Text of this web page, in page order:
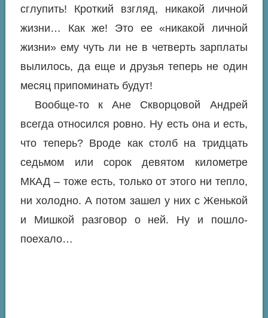
сглупить! Кроткий взгляд, никакой личной
жизни… Как же! Это ее «никакой личной
жизни» ему чуть ли не в четверть зарплаты
вылилось, да еще и друзья теперь не один
месяц припоминать будут!
Вообще-то к Ане Скворцовой Андрей
всегда относился ровно. Ну есть она и есть,
что теперь? Вроде как столб на тридцать
седьмом или сорок девятом километре
МКАД – тоже есть, только от этого ни тепло,
ни холодно. А потом зашел у них с Женькой
и Мишкой разговор о ней. Ну и пошло-
поехало…